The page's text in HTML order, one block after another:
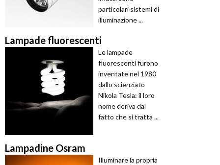
particolari sistemi di
illuminazione ...
Lampade fluorescenti
Le lampade
fluorescenti furono
inventate nel 1980
dallo scienziato
Nikola Tesla: il loro
nome deriva dal
fatto che si tratta ...
Lampadine Osram
Illuminare la propria